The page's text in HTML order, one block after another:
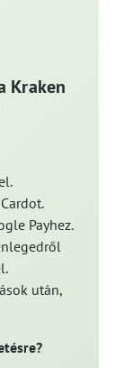
Kraken
Payhez.
után,